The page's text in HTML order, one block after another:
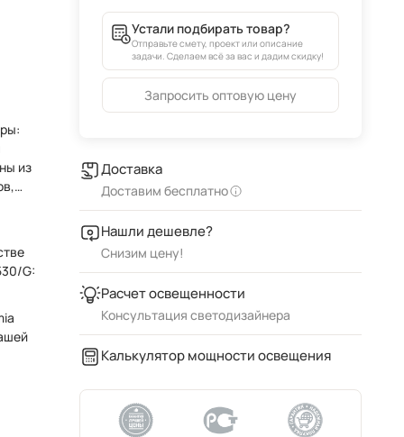
из
G:
Устали подбирать товар?
Отправьте смету, проект или описание
задачи. Сделаем всё за вас и дадим скидку!
Запросить оптовую цену
Доставка
Доставим бесплатно
Нашли дешевле?
Снизим цену!
Расчет освещенности
Консультация светодизайнера
Калькулятор мощности освещения